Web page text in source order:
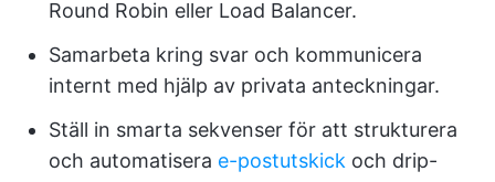
Round Robin eller Load Balancer.
Samarbeta kring svar och kommunicera
internt med hjälp av privata anteckningar.
Ställ in smarta sekvenser för att strukturera
och automatisera e-postutskick och drip-